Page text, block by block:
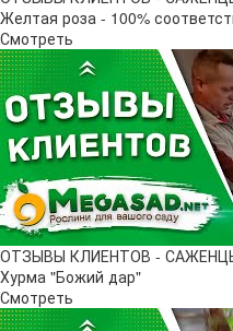
Желтая роза - 100%
Смотреть
ОТЗЫВЫ КЛИЕНТОВ -
Хурма "Божий дар"
Смотреть